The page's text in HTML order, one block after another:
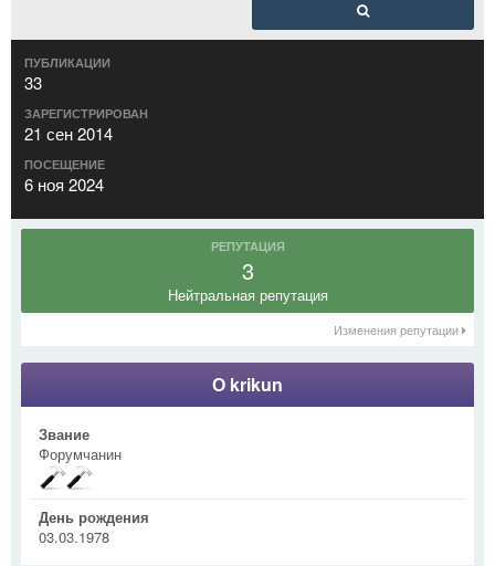
ПУБЛИКАЦИИ
33
ЗАРЕГИСТРИРОВАН
21 сен 2014
ПОСЕЩЕНИЕ
6 ноя 2024
РЕПУТАЦИЯ
3
Нейтральная репутация
Изменения репутации
О krikun
Звание
Форумчанин
День рождения
03.03.1978